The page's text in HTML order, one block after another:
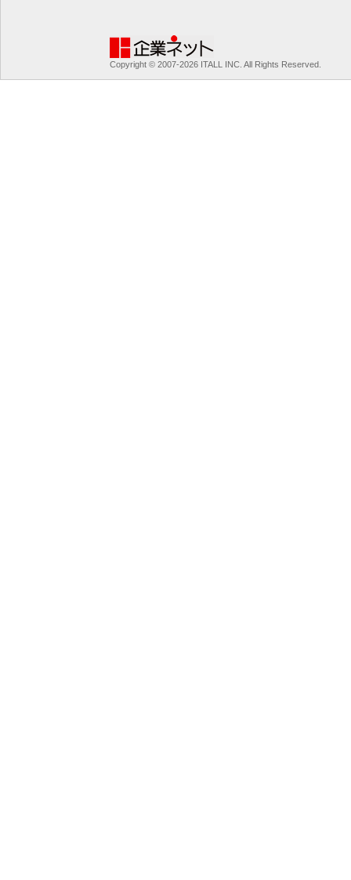
Copyright © 2007-2026 ITALL INC. All Rights Reserved.